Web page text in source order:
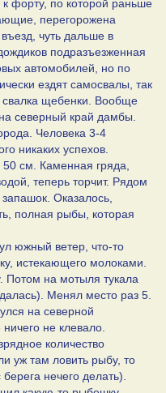
форту, по которой раньше
перегорожена
чуть дальше в
подразъезженная
автомобилей, но по
ездят самосвалы, так
свалка щебенки. Вообще
северный край дамбы.
Человека 3-4
никаких успехов.
см. Каменная гряда,
теперь торчит. Рядом
Оказалось,
полная рыбы, которая
южный ветер, что-то
истекающего молоками.
Потом на мотыля тукала
Менял место раз 5.
на северной
не клевало.
количество
уж там ловить рыбу, то
нечего делать).